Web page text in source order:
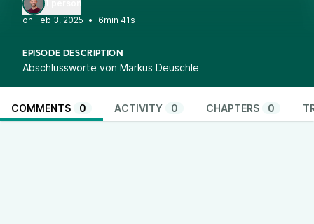
•
6min 41s
EPISODE DESCRIPTION
Abschlussworte von Markus Deuschle
COMMENTS 0 ACTIVITY 0 CHAPTERS 0